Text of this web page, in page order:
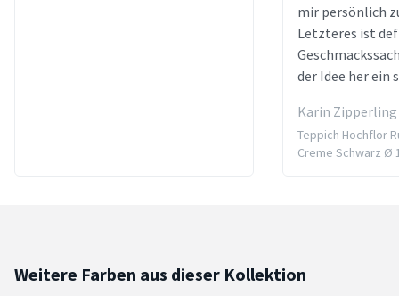
mir persönlich
Letzteres ist
der Idee her ein
Karin Zipperling
Teppich Hochflor
Creme Schwarz Ø
Weitere Farben aus dieser Kollektion